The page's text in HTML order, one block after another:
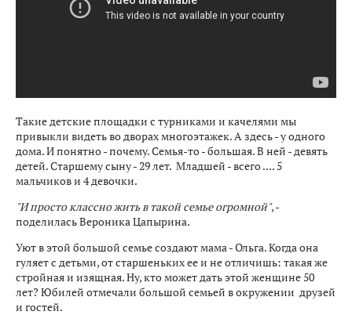
Такие детские площадки с турниками и качелями мы
привыкли видеть во дворах многоэтажек. А здесь - у одного
дома. И понятно - почему. Семья-то - большая. В ней - девять
детей. Старшему сыну - 29 лет. Младшей - всего .... 5
мальчиков и 4 девочки.
"И просто классно жить в такой семье огромной", -
поделилась Вероника Цапырина.
Уют в этой большой семье создают мама - Ольга. Когда она
гуляет с детьми, от старшеньких ее и не отличишь: такая же
стройная и изящная. Ну, кто может дать этой женщине 50
лет? Юбилей отмечали большой семьей в окружении друзей
и гостей.